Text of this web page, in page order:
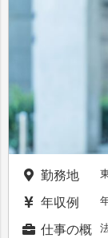
勤務地
年収例
仕事の概